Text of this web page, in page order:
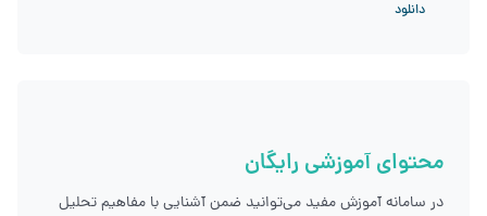
دانلود
محتوای آموزشی رایگان
در سامانه آموزش مفید می‌توانید ضمن آشنایی با مفاهیم تحلیل